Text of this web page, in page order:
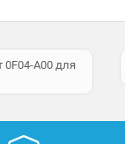
A00 для